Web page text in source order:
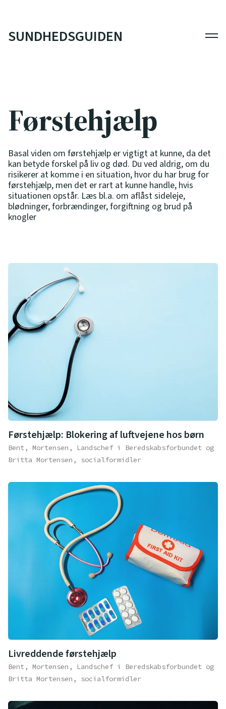
SUNDHEDSGUIDEN
Førstehjælp
Basal viden om førstehjælp er vigtigt at kunne, da det
kan betyde forskel på liv og død. Du ved aldrig, om du
risikerer at komme i en situation, hvor du har brug for
førstehjælp, men det er rart at kunne handle, hvis
situationen opstår. Læs bl.a. om aflåst sideleje,
blødninger, forbrændinger, forgiftning og brud på
knogler
Førstehjælp: Blokering af luftvejene hos børn
Bent, Mortensen, Landschef i Beredskabsforbundet og
Britta Mortensen, socialformidler
Livreddende førstehjælp
Bent, Mortensen, Landschef i Beredskabsforbundet og
Britta Mortensen, socialformidler